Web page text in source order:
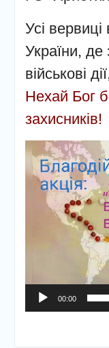
Усі вервиці
України, де
військові
Нехай Бог
захисників!
Відеопрогравач
00:00